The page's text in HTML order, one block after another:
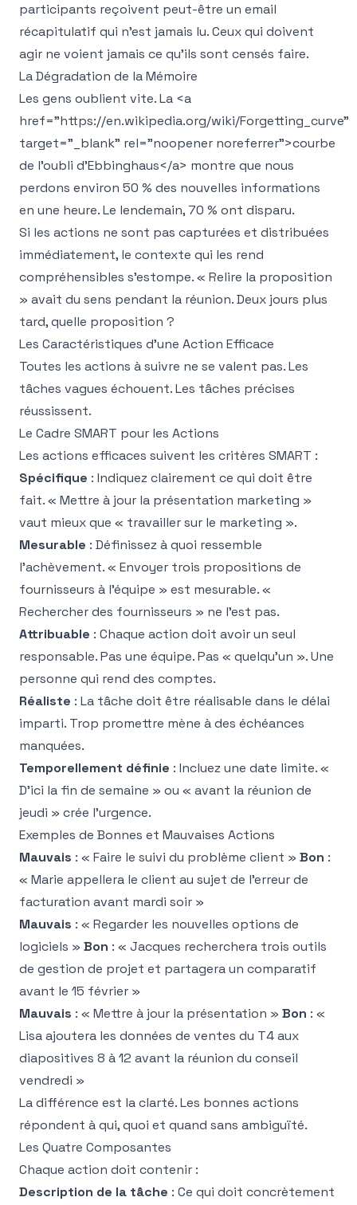
participants reçoivent peut-être un email
récapitulatif qui n'est jamais lu. Ceux qui doivent
agir ne voient jamais ce qu'ils sont censés faire.
La Dégradation de la Mémoire
Les gens oublient vite. La <a
href="https://en.wikipedia.org/wiki/Forgetting_curve"
target="_blank" rel="noopener noreferrer">courbe
de l'oubli d'Ebbinghaus</a> montre que nous
perdons environ 50 % des nouvelles informations
en une heure. Le lendemain, 70 % ont disparu.
Si les actions ne sont pas capturées et distribuées
immédiatement, le contexte qui les rend
compréhensibles s'estompe. « Relire la proposition
» avait du sens pendant la réunion. Deux jours plus
tard, quelle proposition ?
Les Caractéristiques d'une Action Efficace
Toutes les actions à suivre ne se valent pas. Les
tâches vagues échouent. Les tâches précises
réussissent.
Le Cadre SMART pour les Actions
Les actions efficaces suivent les critères SMART :
Spécifique : Indiquez clairement ce qui doit être
fait. « Mettre à jour la présentation marketing »
vaut mieux que « travailler sur le marketing ».
Mesurable : Définissez à quoi ressemble
l'achèvement. « Envoyer trois propositions de
fournisseurs à l'équipe » est mesurable. «
Rechercher des fournisseurs » ne l'est pas.
Attribuable : Chaque action doit avoir un seul
responsable. Pas une équipe. Pas « quelqu'un ». Une
personne qui rend des comptes.
Réaliste : La tâche doit être réalisable dans le délai
imparti. Trop promettre mène à des échéances
manquées.
Temporellement définie : Incluez une date limite. «
D'ici la fin de semaine » ou « avant la réunion de
jeudi » crée l'urgence.
Exemples de Bonnes et Mauvaises Actions
Mauvais : « Faire le suivi du problème client » Bon :
« Marie appellera le client au sujet de l'erreur de
facturation avant mardi soir »
Mauvais : « Regarder les nouvelles options de
logiciels » Bon : « Jacques recherchera trois outils
de gestion de projet et partagera un comparatif
avant le 15 février »
Mauvais : « Mettre à jour la présentation » Bon : «
Lisa ajoutera les données de ventes du T4 aux
diapositives 8 à 12 avant la réunion du conseil
vendredi »
La différence est la clarté. Les bonnes actions
répondent à qui, quoi et quand sans ambiguïté.
Les Quatre Composantes
Chaque action doit contenir :
Description de la tâche : Ce qui doit concrètement